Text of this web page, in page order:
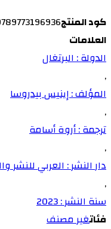
كود المنتج
العلامات
الدولة : البرتغال
,
المؤلف : إينيس بيدروسا
,
ترجمة : أروة أسامة
,
دار النشر : العربي للنشر
,
سنة النشر : 2023
فئاتغير مصنف